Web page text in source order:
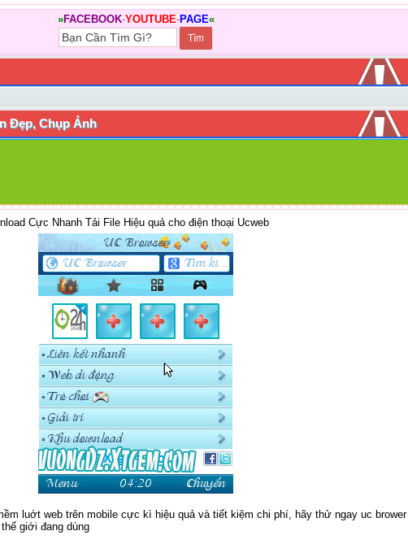
»FACEBOOK-YOUTUBE-PAGE«
Đẹp, Chụp Ảnh
Cực Nhanh Tải File Hiệu quả cho điện thoại Ucweb
luớt web trên mobile cực kì hiệu quả và tiết kiệm chi phí, hãy thử ngay uc brower
giới đang dùng